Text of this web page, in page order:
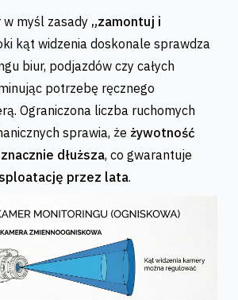
w myśl zasady „zamontuj i
kąt widzenia doskonale sprawdza
biur, podjazdów czy całych
potrzebę ręcznego
Ograniczona liczba ruchomych
sprawia, że żywotność
dłuższa, co gwarantuje
przez lata.